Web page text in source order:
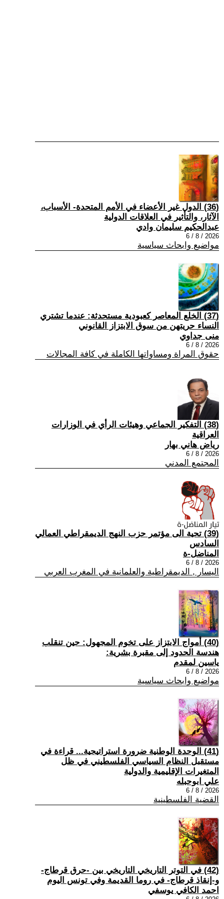
(36) الدول غير الأعضاء في الأمم المتحدة- الأسباب،
الآثار، والتأثير في العلاقات الدولية
عبدالحكيم سليمان وادي
2026 / 8 / 6
مواضيع وابحاث سياسية
(37) الخلع المعاصر كعبودية مستحدثة: عندما تشتري
النساء حريتهن من سوق الابتزاز القانوني
منى جداوي
2026 / 8 / 6
حقوق المراة ومساواتها الكاملة في كافة المجالات
(38) التفكير الجماعي وهيئات الرأي في الوزارات
العراقية
رياض هاني بهار
2026 / 8 / 6
المجتمع المدني
(39) تحية الى مؤتمر حزب النهج الديمقراطي العمالي
السادس
المناضل-ة
2026 / 8 / 6
اليسار , الديمقراطية والعلمانية في المغرب العربي
(40) أمواج الابتزاز على تخوم المجهول: حين تنقلب
هندسة الحدود إلى مقبرة بشرية:
ياسين لمقدم
2026 / 8 / 6
مواضيع وابحاث سياسية
(41) الوحدة الوطنية ضرورة استراتيجية... قراءة في
مستقبل النظام السياسي الفلسطيني في ظل
المتغيرات الإقليمية والدولية
علي ابوحبله
2026 / 8 / 6
القضية الفلسطينية
(42) في التوتر التاريخي التاريخي بين -حرق قرطاج-
و-إنقاذ قرطاج- في روما القديمة وفي تونس اليوم
احمد الكافي يوسفي